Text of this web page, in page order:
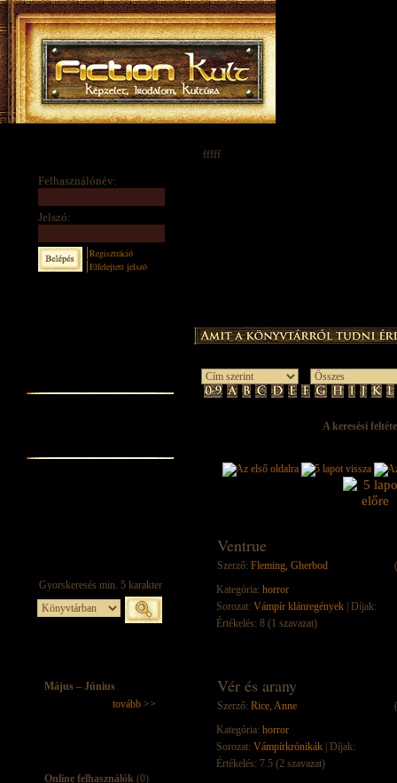
Felhasználónév:
Jelszó:
Regisztráció
Elfelejtett jelszó
Május – Június
tovább >>
Online felhasználók (0)
fffff
A keresési
Ventrue
Szerző: Fleming, Gherbod
Kategória: horror
Sorozat: Vámpír klánregények | Díjak:
Értékelés: 8 (1 szavazat)
Vér és arany
Szerző: Rice, Anne
Kategória: horror
Sorozat: Vámpírkrónikák | Díjak:
Értékelés: 7.5 (2 szavazat)